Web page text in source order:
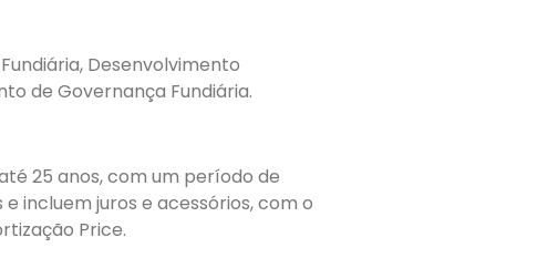
Desenvolvimento
de Governança Fundiária.
25 anos, com um período de
incluem juros e acessórios, com o
Price.